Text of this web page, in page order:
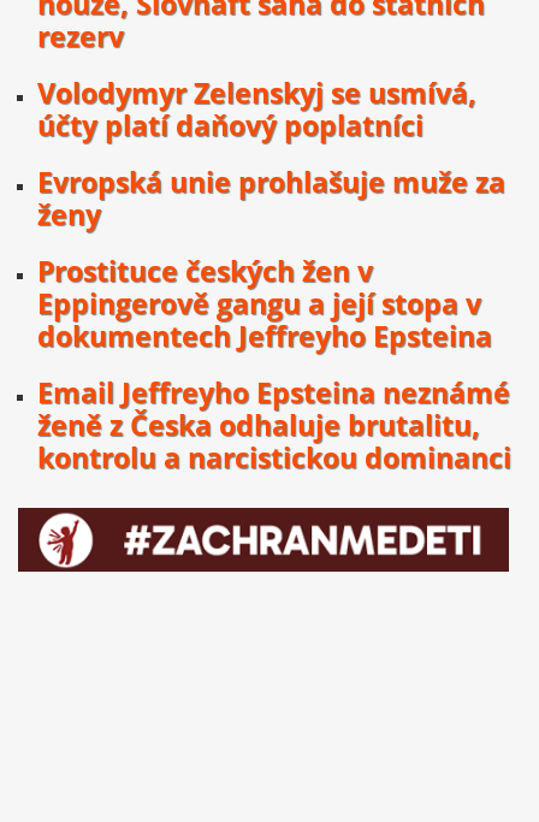
rezerv
Volodymyr Zelenskyj se usmívá,
účty platí daňový poplatníci
Evropská unie prohlašuje muže za
ženy
Prostituce českých žen v
Eppingerově gangu a její stopa v
dokumentech Jeffreyho Epsteina
Email Jeffreyho Epsteina neznámé
ženě z Česka odhaluje brutalitu,
kontrolu a narcistickou dominanci